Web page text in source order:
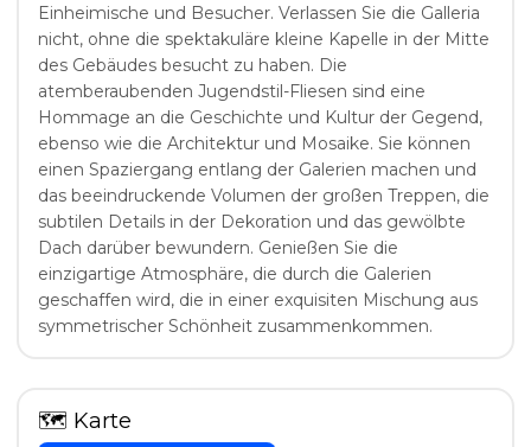
Einheimische und Besucher. Verlassen Sie die Galleria
nicht, ohne die spektakuläre kleine Kapelle in der Mitte
des Gebäudes besucht zu haben. Die
atemberaubenden Jugendstil-Fliesen sind eine
Hommage an die Geschichte und Kultur der Gegend,
ebenso wie die Architektur und Mosaike. Sie können
einen Spaziergang entlang der Galerien machen und
das beeindruckende Volumen der großen Treppen, die
subtilen Details in der Dekoration und das gewölbte
Dach darüber bewundern. Genießen Sie die
einzigartige Atmosphäre, die durch die Galerien
geschaffen wird, die in einer exquisiten Mischung aus
symmetrischer Schönheit zusammenkommen.
🗺 Karte